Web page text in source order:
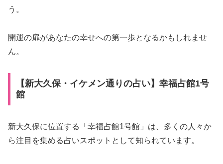
う。
開運の扉があなたの幸せへの第一歩となるかもしれませ
ん。
【新大久保・イケメン通りの占い】幸福占館1号
館
新大久保に位置する「幸福占館1号館」は、多くの人々か
ら注目を集める占いスポットとして知られています。